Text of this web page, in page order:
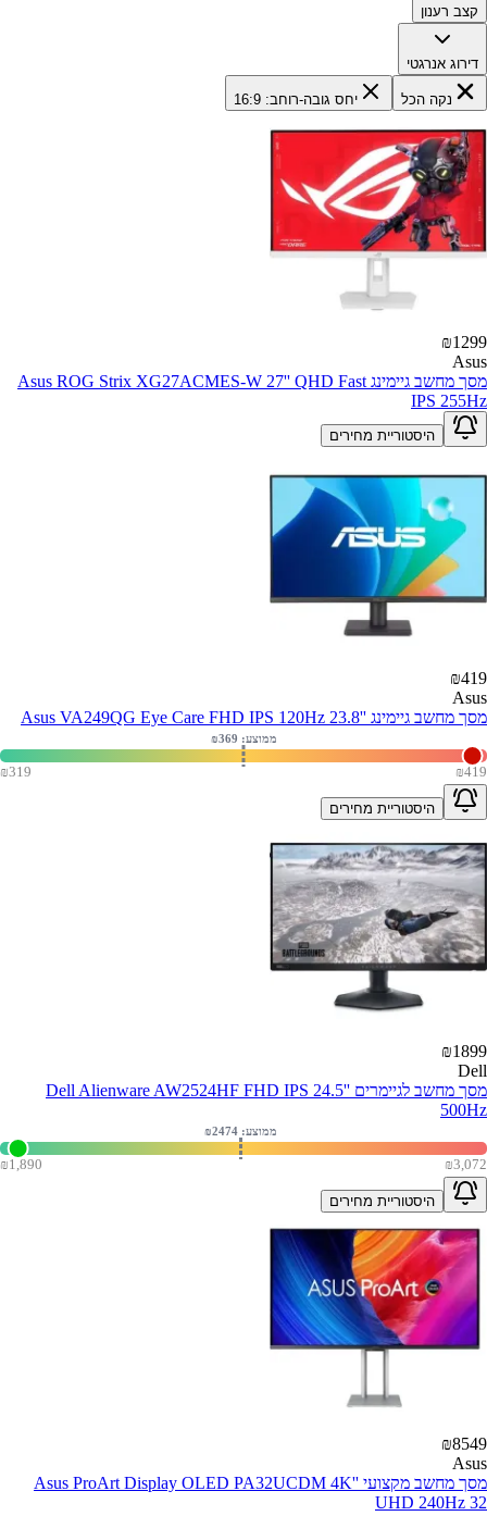
קצב רענון
דירוג אנרגטי
נקה הכל יחס גובה-רוחב: 16:9
₪1299
Asus
מסך מחשב גיימינג Asus ROG Strix XG27ACMES-W 27'' QHD Fast
IPS 255Hz
היסטוריית מחירים
₪419
Asus
מסך מחשב גיימינג ''Asus VA249QG Eye Care FHD IPS 120Hz 23.8
₪319 ₪419
ממוצע: ₪ 369
היסטוריית מחירים
₪1899
Dell
מסך מחשב לגיימרים Dell Alienware AW2524HF FHD IPS 24.5''
500Hz
₪1,890 ₪3,072
ממוצע: ₪2474
היסטוריית מחירים
₪8549
Asus
מסך מחשב מקצועי ''Asus ProArt Display OLED PA32UCDM 4K
UHD 240Hz 32